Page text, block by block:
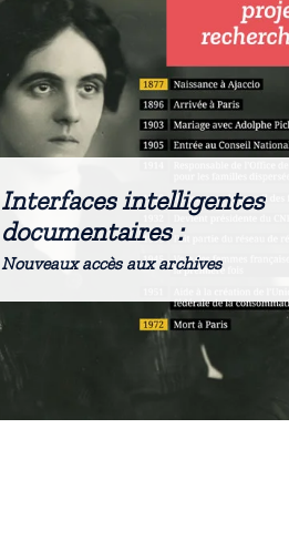
Interfaces intelligentes
documentaires :
Nouveaux accès aux archives